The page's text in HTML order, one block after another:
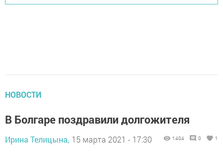
НОВОСТИ
В Болгаре поздравили долгожителя
Ирина Телицына, 15 марта 2021 - 17:30 1404 0 1